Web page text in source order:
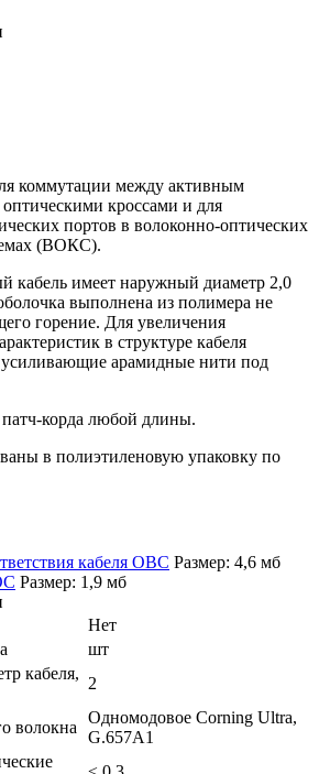
коммутации между активным
кроссами и для
портов в волоконно-оптических
(ВОКС).
кабель имеет наружный диаметр 2,0
выполнена из полимера не
горение. Для увеличения
в структуре кабеля
арамидные нити под
корда любой длины.
в полиэтиленовую упаковку по
кабеля ОВС Размер: 4,6 мб
Размер: 1,9 мб
Нет
шт
кабеля,
2
волокна
Одномодовое Corning Ultra,
G.657А1